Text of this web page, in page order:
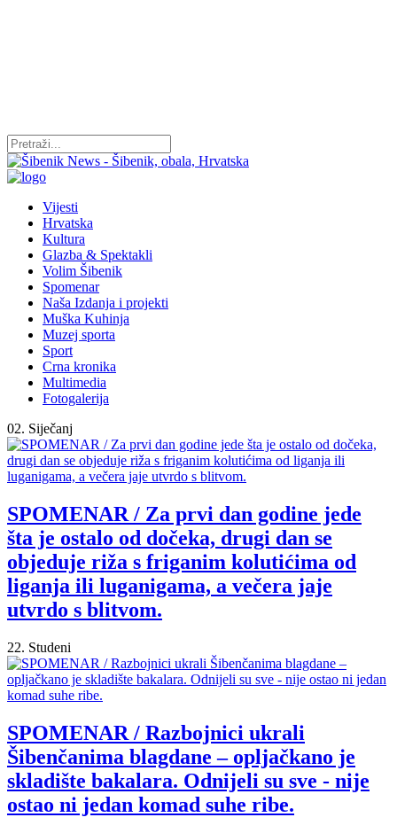
Vijesti
Hrvatska
Kultura
Glazba & Spektakli
Volim Šibenik
Spomenar
Naša Izdanja i projekti
Muška Kuhinja
Muzej sporta
Sport
Crna kronika
Multimedia
Fotogalerija
02. Siječanj
SPOMENAR / Za prvi dan godine jede
šta je ostalo od dočeka, drugi dan se
objeduje riža s friganim kolutićima od
liganja ili luganigama, a večera jaje
utvrdo s blitvom.
22. Studeni
SPOMENAR / Razbojnici ukrali
Šibenčanima blagdane – opljačkano je
skladište bakalara. Odnijeli su sve - nije
ostao ni jedan komad suhe ribe.